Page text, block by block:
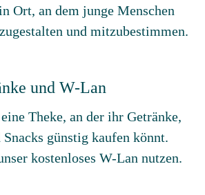
Ort, an dem junge Menschen
und mitzubestimmen.
und W-Lan
Theke, an der ihr Getränke,
günstig kaufen könnt.
kostenloses W-Lan nutzen.